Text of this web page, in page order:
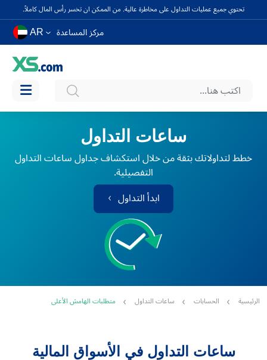
تحتوي جميع عمليات التداول على مخاطرة عالية. من الممكن ان تخسر رأس المال كاملاً.
مركز المساعدة AR
ساعات التداول
خطط لتداولاتك بثقة من خلال استكشاف جداول ساعات التداول
التفصيلية.
ابدأ التداول
الرئيسية الحسابات ساعات التداول متطلبات الهامش الأعلى
ساعات التداول في الأسواق المالية